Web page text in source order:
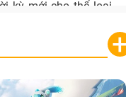
kỳ mới cho thể loại